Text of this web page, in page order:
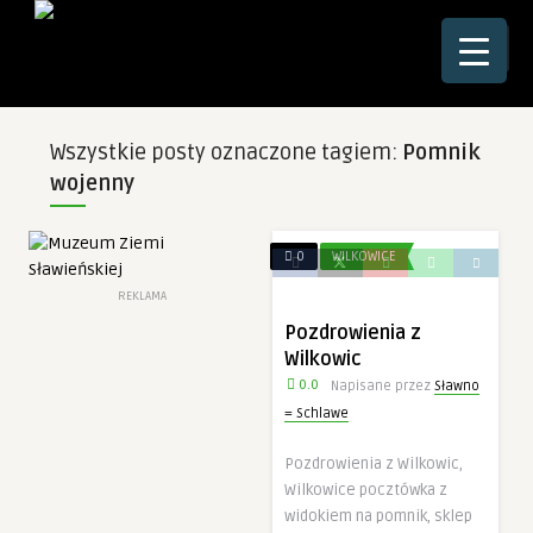
☰
Wszystkie posty oznaczone tagiem: Pomnik
wojenny
REKLAMA
0 WILKOWICE
Pozdrowienia z
Wilkowic
0.0 Napisane przez Sławno
= Schlawe
Pozdrowienia z Wilkowic,
Wilkowice pocztówka z
widokiem na pomnik, sklep